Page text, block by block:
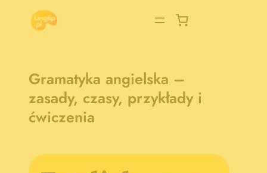
Gramatyka angielska –
zasady, czasy, przykłady i
ćwiczenia